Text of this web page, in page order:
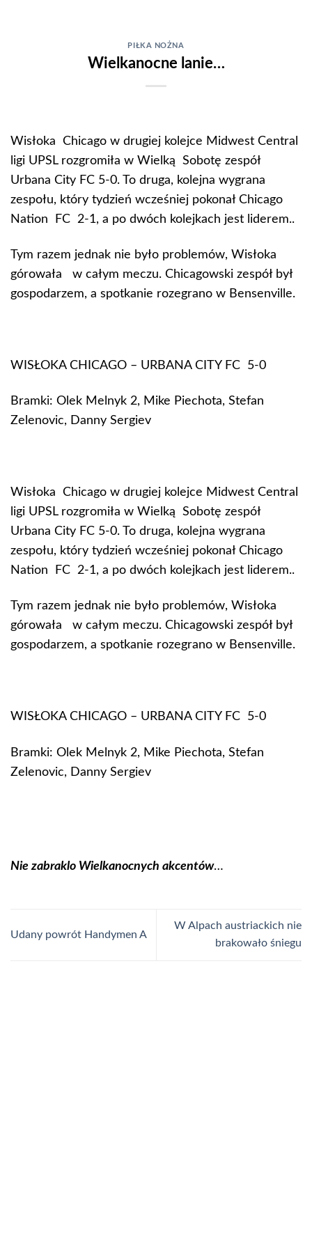
PIŁKA NOŻNA
Wielkanocne lanie…
Wisłoka Chicago w drugiej kolejce Midwest Central
ligi UPSL rozgromiła w Wielką Sobotę zespół
Urbana City FC 5-0. To druga, kolejna wygrana
zespołu, który tydzień wcześniej pokonał Chicago
Nation FC 2-1, a po dwóch kolejkach jest liderem..
Tym razem jednak nie było problemów, Wisłoka
górowała w całym meczu. Chicagowski zespół był
gospodarzem, a spotkanie rozegrano w Bensenville.
WISŁOKA CHICAGO – URBANA CITY FC 5-0
Bramki: Olek Melnyk 2, Mike Piechota, Stefan
Zelenovic, Danny Sergiev
Wisłoka Chicago w drugiej kolejce Midwest Central
ligi UPSL rozgromiła w Wielką Sobotę zespół
Urbana City FC 5-0. To druga, kolejna wygrana
zespołu, który tydzień wcześniej pokonał Chicago
Nation FC 2-1, a po dwóch kolejkach jest liderem..
Tym razem jednak nie było problemów, Wisłoka
górowała w całym meczu. Chicagowski zespół był
gospodarzem, a spotkanie rozegrano w Bensenville.
WISŁOKA CHICAGO – URBANA CITY FC 5-0
Bramki: Olek Melnyk 2, Mike Piechota, Stefan
Zelenovic, Danny Sergiev
Nie zabraklo Wielkanocnych akcentów…
Udany powrót Handymen A
W Alpach austriackich nie
brakowało śniegu